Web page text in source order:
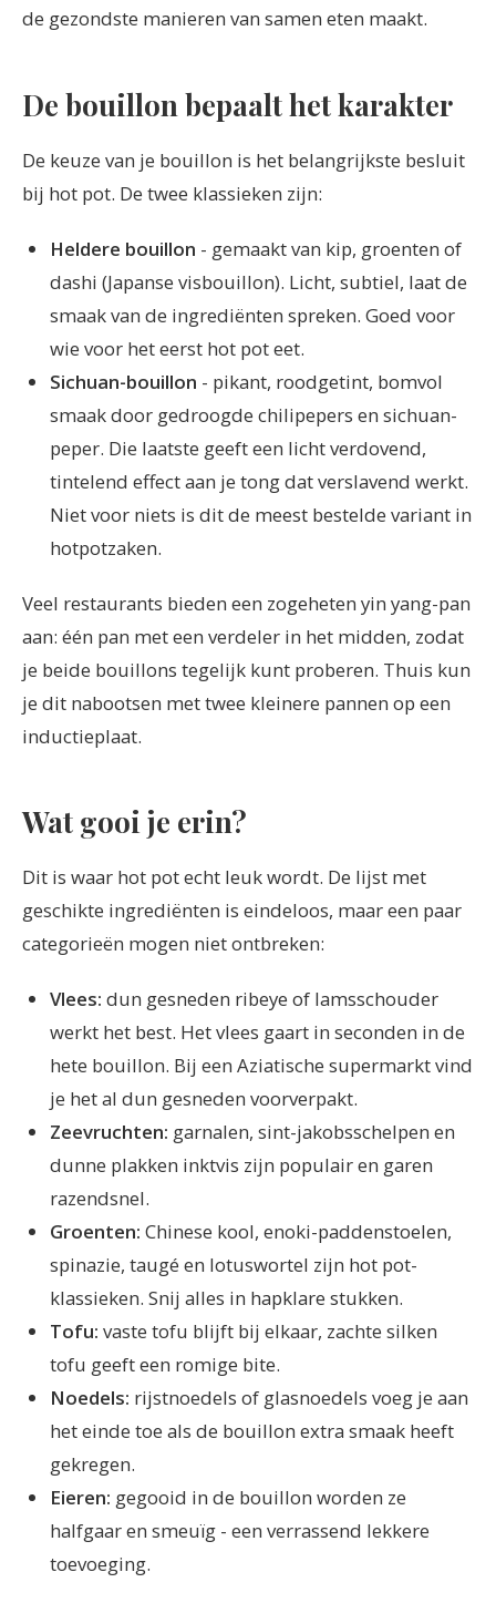
de gezondste manieren van samen eten maakt.
De bouillon bepaalt het karakter
De keuze van je bouillon is het belangrijkste besluit
bij hot pot. De twee klassieken zijn:
Heldere bouillon - gemaakt van kip, groenten of
dashi (Japanse visbouillon). Licht, subtiel, laat de
smaak van de ingrediënten spreken. Goed voor
wie voor het eerst hot pot eet.
Sichuan-bouillon - pikant, roodgetint, bomvol
smaak door gedroogde chilipepers en sichuan-
peper. Die laatste geeft een licht verdovend,
tintelend effect aan je tong dat verslavend werkt.
Niet voor niets is dit de meest bestelde variant in
hotpotzaken.
Veel restaurants bieden een zogeheten yin yang-pan
aan: één pan met een verdeler in het midden, zodat
je beide bouillons tegelijk kunt proberen. Thuis kun
je dit nabootsen met twee kleinere pannen op een
inductieplaat.
Wat gooi je erin?
Dit is waar hot pot echt leuk wordt. De lijst met
geschikte ingrediënten is eindeloos, maar een paar
categorieën mogen niet ontbreken:
Vlees: dun gesneden ribeye of lamsschouder
werkt het best. Het vlees gaart in seconden in de
hete bouillon. Bij een Aziatische supermarkt vind
je het al dun gesneden voorverpakt.
Zeevruchten: garnalen, sint-jakobsschelpen en
dunne plakken inktvis zijn populair en garen
razendsnel.
Groenten: Chinese kool, enoki-paddenstoelen,
spinazie, taugé en lotuswortel zijn hot pot-
klassieken. Snij alles in hapklare stukken.
Tofu: vaste tofu blijft bij elkaar, zachte silken
tofu geeft een romige bite.
Noedels: rijstnoedels of glasnoedels voeg je aan
het einde toe als de bouillon extra smaak heeft
gekregen.
Eieren: gegooid in de bouillon worden ze
halfgaar en smeuïg - een verrassend lekkere
toevoeging.